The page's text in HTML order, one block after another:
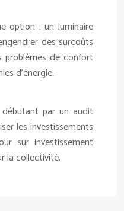
option : un luminaire
des surcoûts
de confort
d’énergie.
par un audit
les investissements
sur investissement
la collectivité.